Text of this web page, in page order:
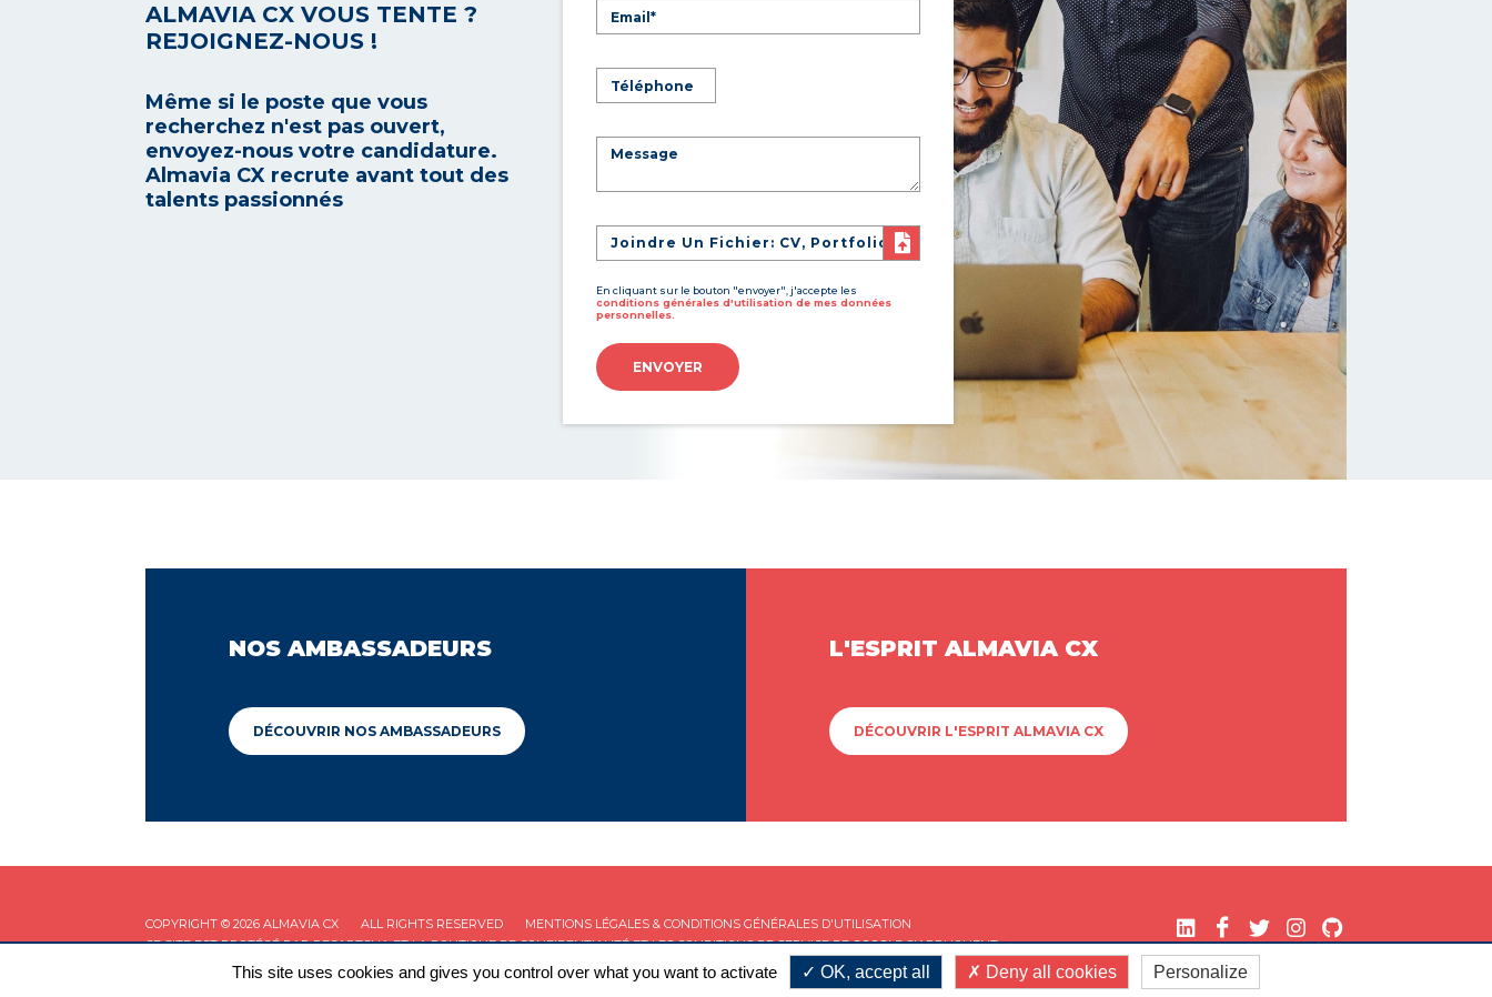
ALMAVIA CX VOUS TENTE ?
REJOIGNEZ-NOUS !
Même si le poste que vous
recherchez n'est pas ouvert,
envoyez-nous votre candidature.
Almavia CX recrute avant tout des
talents passionnés
Joindre Un Fichier: CV, Portfolio
En cliquant sur le bouton "envoyer", j'accepte les
conditions générales d'utilisation de mes données
personnelles.
ENVOYER
NOS AMBASSADEURS
DÉCOUVRIR NOS AMBASSADEURS
L'ESPRIT ALMAVIA CX
DÉCOUVRIR L'ESPRIT ALMAVIA CX
COPYRIGHT © 2026 ALMAVIA CX ALL RIGHTS RESERVED
MENTIONS LÉGALES & CONDITIONS GÉNÉRALES D'UTILISATION
CE SITE EST PROTÉGÉ PAR RECAPTCHA ET LAPOLITIQUE DE CONFIDENTIALITÉET LESCONDITIONS DE SERVICEDE GOOGLE S'APPLIQUENT.
This site uses cookies and gives you control over what you want to activate OK, accept all Deny all cookies Personalize